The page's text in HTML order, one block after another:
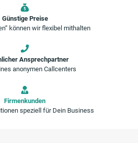
Günstige Preise
können wir flexibel mithalten
Ansprechpartner
anonymen Callcenters
Firmenkunden
speziell für Dein Business